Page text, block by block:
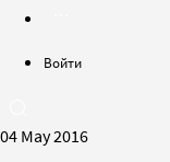
Войти
04 May 2016